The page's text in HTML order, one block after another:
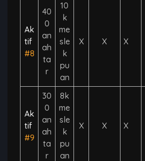
Ak
tif
#8
40
0
an
ah
ta
r
10
k
me
sle
k
pu
an
X X X
Ak
tif
#9
30
0
an
ah
ta
r
8k
me
sle
k
pu
an
X X X